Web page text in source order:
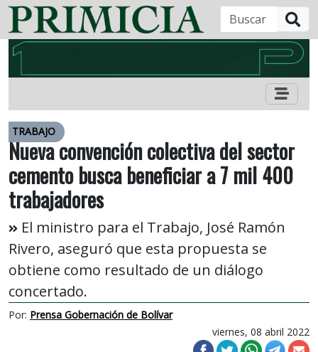
TRABAJO
Nueva convención colectiva del sector
cemento busca beneficiar a 7 mil 400
trabajadores
El ministro para el Trabajo, José Ramón
Rivero, aseguró que esta propuesta se
obtiene como resultado de un diálogo
concertado.
Por: Prensa Gobernación de Bolívar
viernes, 08 abril 2022